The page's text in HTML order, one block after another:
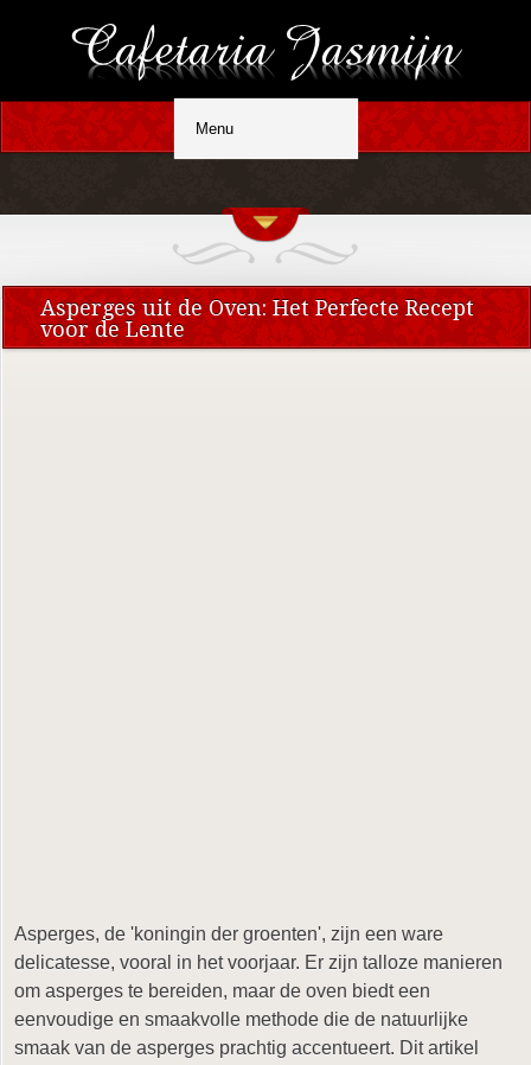
Asperges uit de Oven: Het Perfecte Recept
voor de Lente
Asperges, de 'koningin der groenten', zijn een ware
delicatesse, vooral in het voorjaar. Er zijn talloze manieren
om asperges te bereiden, maar de oven biedt een
eenvoudige en smaakvolle methode die de natuurlijke
smaak van de asperges prachtig accentueert. Dit artikel